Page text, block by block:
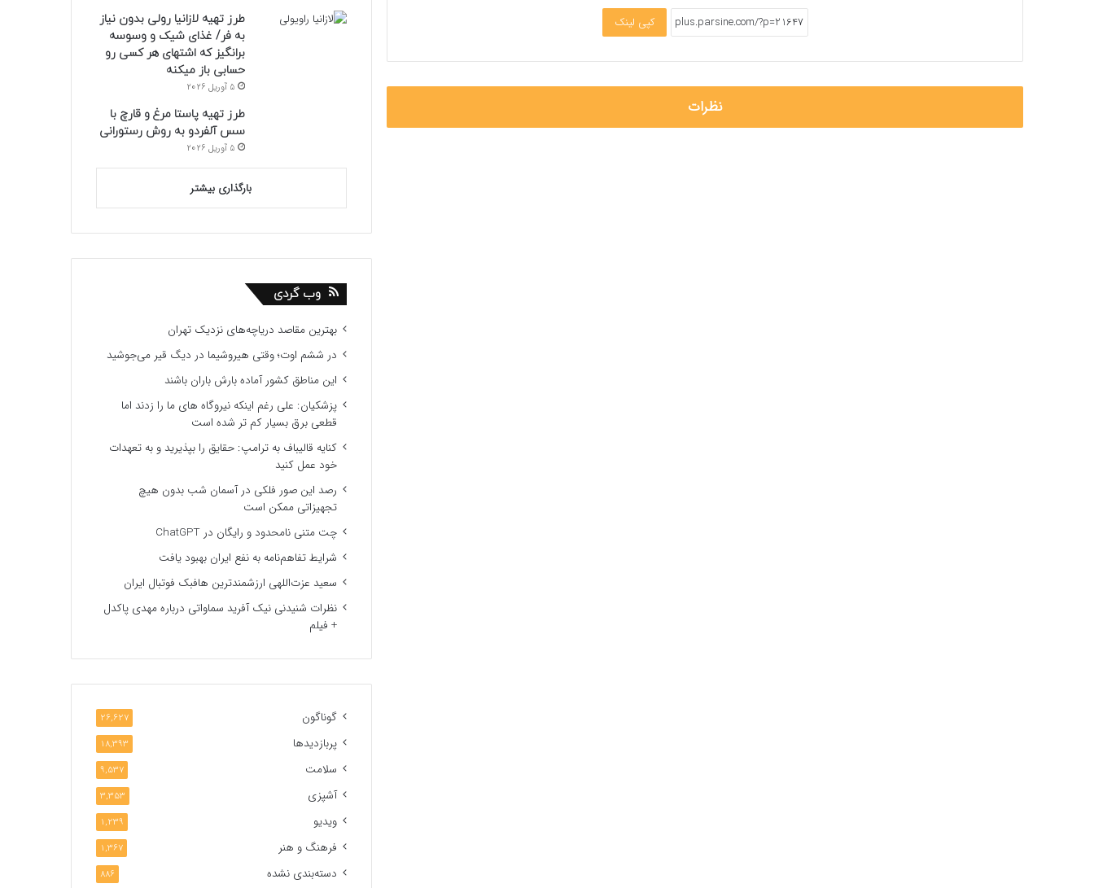
کپی لینک
نظرات
طرز تهیه لازانیا رولی بدون نیاز
به فر/ غذای شیک و وسوسه
برانگیز که اشتهای هر کسی رو
حسابی باز میکنه
5 آوریل 2026
طرز تهیه پاستا مرغ و قارچ با
سس آلفردو به روش رستورانی
5 آوریل 2026
بارگذاری بیشتر
وب گردی
بهترین مقاصد دریاچه‌های نزدیک تهران
در ششم اوت؛ وقتی هیروشیما در دیگ قیر می‌جوشید
این مناطق کشور آماده بارش باران باشند
پزشکیان: علی رغم اینکه نیروگاه های ما را زدند اما
قطعی برق بسیار کم تر شده است
کنایه قالیباف به ترامپ: حقایق را بپذیرید و به تعهدات
خود عمل کنید
رصد این صور فلکی در آسمان شب بدون هیچ
تجهیزاتی ممکن است
چت متنی نامحدود و رایگان در ChatGPT
شرایط تفاهم‌نامه به نفع ایران بهبود یافت
سعید عزت‌اللهی ارزشمندترین هافبک فوتبال ایران
نظرات شنیدنی نیک آفرید سماواتی درباره مهدی پاکدل
+ فیلم
گوناگون 26,627
پربازدیدها 18,393
سلامت 9,537
آشپزی 3,353
ویدیو 1,239
فرهنگ و هنر 1,367
دسته‌بندی نشده 886